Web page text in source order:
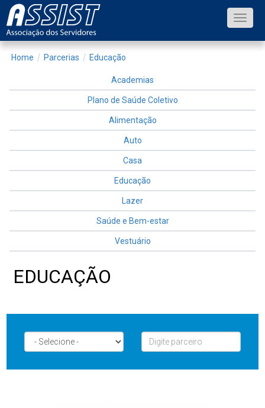
Toggle
Home Parcerias Educação
Academias
Plano de Saúde Coletivo
Alimentação
Auto
Casa
Educação
Lazer
Saúde e Bem-estar
Vestuário
EDUCAÇÃO